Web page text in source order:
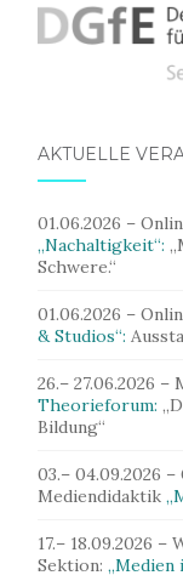
AKTUELLE
01.06.2026 –
„Nachaltigkeit“:
Schwere.“
01.06.2026 –
& Studios“:
26.– 27.06.2026 –
Theorieforum:
Bildung“
03.– 04.09.2026
Mediendidaktik
17.– 18.09.2026
Sektion: „Medien